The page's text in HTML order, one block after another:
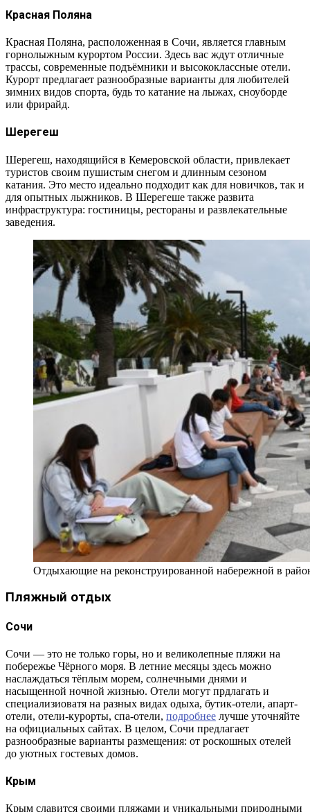
Красная Поляна
Красная Поляна, расположенная в Сочи, является главным
горнолыжным курортом России. Здесь вас ждут отличные
трассы, современные подъёмники и высококлассные отели.
Курорт предлагает разнообразные варианты для любителей
зимних видов спорта, будь то катание на лыжах, сноуборде
или фрирайд.
Шерегеш
Шерегеш, находящийся в Кемеровской области, привлекает
туристов своим пушистым снегом и длинным сезоном
катания. Это место идеально подходит как для новичков, так и
для опытных лыжников. В Шерегеше также развита
инфраструктура: гостиницы, рестораны и развлекательные
заведения.
Отдыхающие на реконструированной набережной в
Пляжный отдых
Сочи
Сочи — это не только горы, но и великолепные пляжи на
побережье Чёрного моря. В летние месяцы здесь можно
наслаждаться тёплым морем, солнечными днями и
насыщенной ночной жизнью. Отели могут прдлагать и
специализиоватя на разных видах одыха, бутик-отели, апарт-
отели, отели-курорты, спа-отели, подробнее лучше уточняйте
на официальных сайтах. В целом, Сочи предлагает
разнообразные варианты размещения: от роскошных отелей
до уютных гостевых домов.
Крым
Крым славится своими пляжами и уникальными природными